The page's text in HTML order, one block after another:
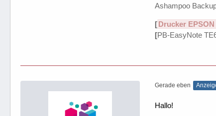
Ashampoo
[Drucker EPSON
[PB-EasyNote
Gerade eben
Hallo!